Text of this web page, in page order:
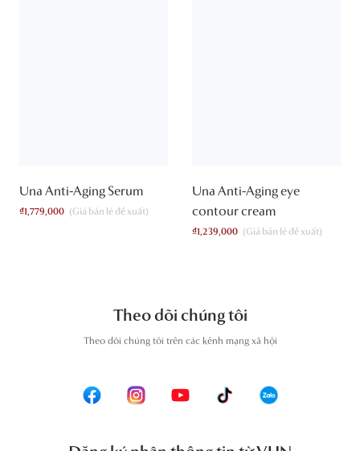
Una Anti-Aging Serum
₫1,779,000
Una Anti-Aging eye
contour cream
₫1,239,000
Theo dõi chúng tôi
Theo dõi chúng tôi trên các kênh mạng xã hội